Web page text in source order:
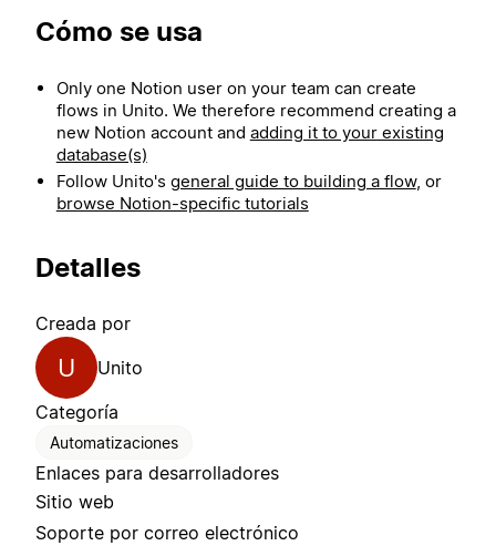
Cómo se usa
Only one Notion user on your team can create
flows in Unito. We therefore recommend creating a
new Notion account and adding it to your existing
database(s)
Follow Unito's general guide to building a flow, or
browse Notion-specific tutorials
Detalles
Creada por
U
Unito
Categoría
Automatizaciones
Enlaces para desarrolladores
Sitio web
Soporte por correo electrónico